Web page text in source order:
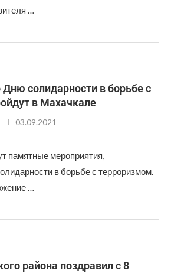
…
солидарности в борьбе с
в Махачкале
03.09.2021
памятные мероприятия,
в борьбе с терроризмом.
…
района поздравил с 8